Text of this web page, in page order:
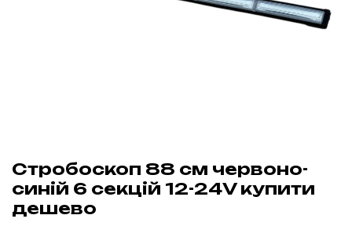
Стробоскоп 88 см червоно-
синій 6 секцій 12-24V купити
дешево